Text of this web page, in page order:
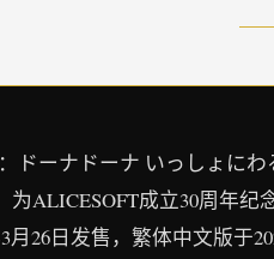
ドーナドーナ いっしょに
ALICESOFT成立30周年
月26日发售，繁体中文版于